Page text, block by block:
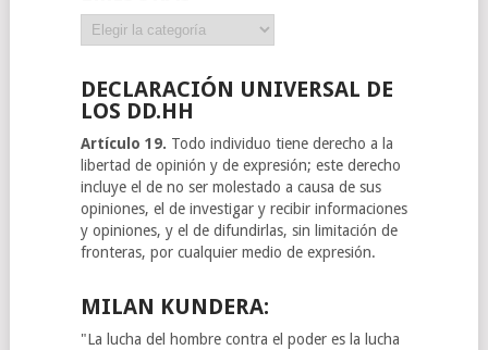
Emisoras
DECLARACIÓN UNIVERSAL DE
LOS DD.HH
Artículo 19. Todo individuo tiene derecho a la
libertad de opinión y de expresión; este derecho
incluye el de no ser molestado a causa de sus
opiniones, el de investigar y recibir informaciones
y opiniones, y el de difundirlas, sin limitación de
fronteras, por cualquier medio de expresión.
MILAN KUNDERA:
"La lucha del hombre contra el poder es la lucha